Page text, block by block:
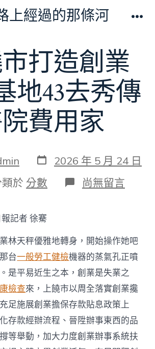
上經過的那條河
打造創業
地43去秀傳
費用家
發
表
日
期
2026 年 5 月 24 日
於 分數 在
〈上
造
創
業
孵
化
基
地
43
去
秀
傳
尚無留言
記者 徐騫
業林天秤優雅地轉身，開始操作她吧
台一般勞工健檢機器的蒸氣孔正噴
是平易近生之本，創業是失業之
檢查來，上饒市以周全落實創業攙
足施展創業擔保存款貼息政策上
存款經辦流程、晉陞辦事東西的品
等舉動，加大力度創業辦事系統扶